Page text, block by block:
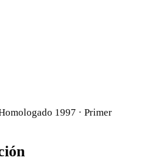
1997 · Primer